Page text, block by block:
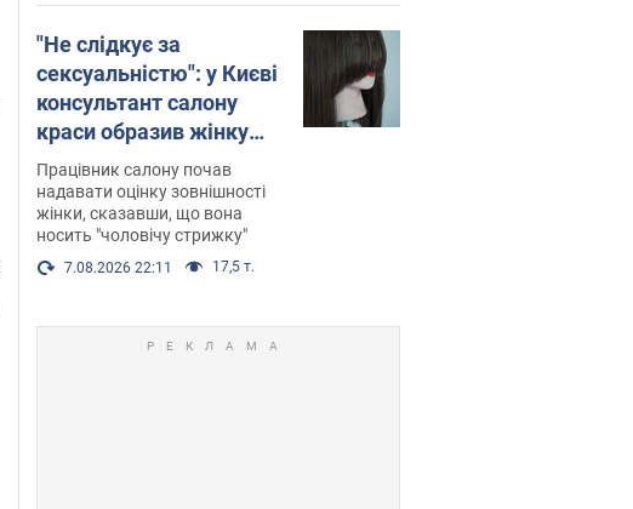
"Не слідкує за
сексуальністю": у Києві
консультант салону
краси образив жінку
після хімієтерапії,
розгорівся скандал.
Фото
Працівник салону почав
надавати оцінку зовнішності
жінки, сказавши, що вона
носить "чоловічу стрижку"
7.08.2026 22:11 17,5 т.